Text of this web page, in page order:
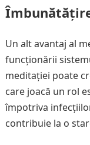
Un alt avantaj al
funcționării
meditației poate
care joacă un rol
împotriva
contribuie la o